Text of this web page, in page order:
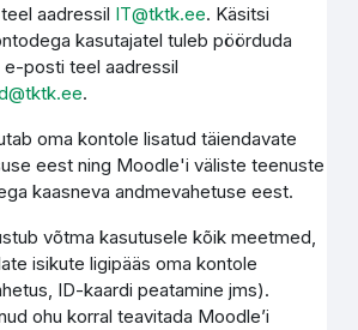
aadressil IT@tktk.ee. Käsitsi
kasutajatel tuleb pöörduda
posti teel aadressil
.
oma kontole lisatud täiendavate
eest ning Moodle'i väliste teenuste
kaasneva andmevahetuse eest.
võtma kasutusele kõik meetmed,
isikute ligipääs oma kontole
ID-kaardi peatamine jms).
ohu korral teavitada Moodle’i